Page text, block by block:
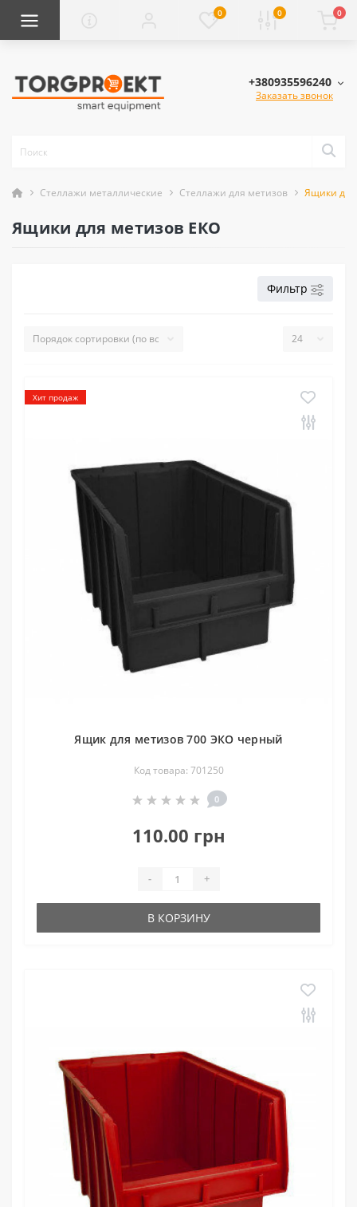
0 0 0
+380935596240
Заказать звонок
Cтеллажи металлические Стеллажи для метизов Ящики
Ящики для метизов ЕКО
Фильтр
Хит продаж
Ящик для метизов 700 ЭКО черный
Код товара: 701250
0
110.00 грн
- +
В КОРЗИНУ